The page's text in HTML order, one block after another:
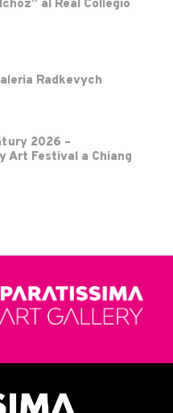
al Real Collegio
Radkevych
2026 –
Art Festival a Chiang